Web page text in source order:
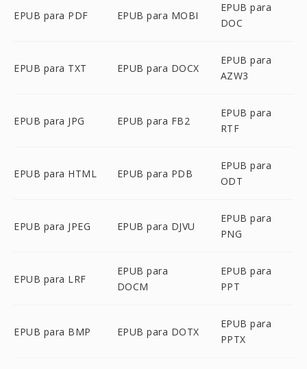
EPUB para PDF EPUB para MOBI
EPUB para
DOC
EPUB para TXT EPUB para DOCX
EPUB para
AZW3
EPUB para JPG EPUB para FB2
EPUB para
RTF
EPUB para HTML EPUB para PDB
EPUB para
ODT
EPUB para JPEG EPUB para DJVU
EPUB para
PNG
EPUB para LRF
EPUB para
DOCM
EPUB para
PPT
EPUB para BMP EPUB para DOTX
EPUB para
PPTX